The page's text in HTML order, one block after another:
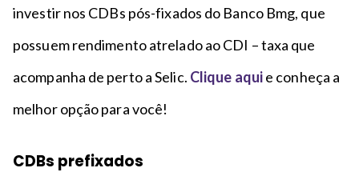
investir nos CDBs pós-fixados do Banco Bmg, que
possuem rendimento atrelado ao CDI – taxa que
acompanha de perto a Selic. Clique aquie conheça a
melhor opção para você!
CDBs prefixados